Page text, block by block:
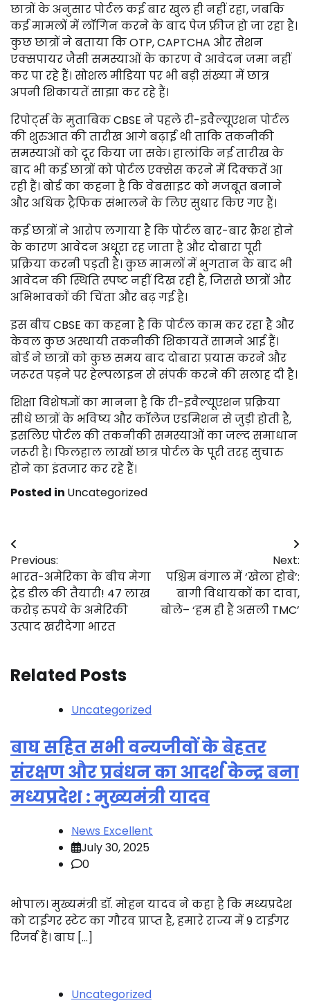
छात्रों के अनुसार पोर्टल कई बार खुल ही नहीं रहा, जबकि
कई मामलों में लॉगिन करने के बाद पेज फ्रीज हो जा रहा है।
कुछ छात्रों ने बताया कि OTP, CAPTCHA और सेशन
एक्सपायर जैसी समस्याओं के कारण वे आवेदन जमा नहीं
कर पा रहे हैं। सोशल मीडिया पर भी बड़ी संख्या में छात्र
अपनी शिकायतें साझा कर रहे हैं।
रिपोर्ट्स के मुताबिक CBSE ने पहले री-इवैल्यूएशन पोर्टल
की शुरुआत की तारीख आगे बढ़ाई थी ताकि तकनीकी
समस्याओं को दूर किया जा सके। हालांकि नई तारीख के
बाद भी कई छात्रों को पोर्टल एक्सेस करने में दिक्कतें आ
रही हैं। बोर्ड का कहना है कि वेबसाइट को मजबूत बनाने
और अधिक ट्रैफिक संभालने के लिए सुधार किए गए हैं।
कई छात्रों ने आरोप लगाया है कि पोर्टल बार-बार क्रैश होने
के कारण आवेदन अधूरा रह जाता है और दोबारा पूरी
प्रक्रिया करनी पड़ती है। कुछ मामलों में भुगतान के बाद भी
आवेदन की स्थिति स्पष्ट नहीं दिख रही है, जिससे छात्रों और
अभिभावकों की चिंता और बढ़ गई है।
इस बीच CBSE का कहना है कि पोर्टल काम कर रहा है और
केवल कुछ अस्थायी तकनीकी शिकायतें सामने आई हैं।
बोर्ड ने छात्रों को कुछ समय बाद दोबारा प्रयास करने और
जरूरत पड़ने पर हेल्पलाइन से संपर्क करने की सलाह दी है।
शिक्षा विशेषज्ञों का मानना है कि री-इवैल्यूएशन प्रक्रिया
सीधे छात्रों के भविष्य और कॉलेज एडमिशन से जुड़ी होती है,
इसलिए पोर्टल की तकनीकी समस्याओं का जल्द समाधान
जरूरी है। फिलहाल लाखों छात्र पोर्टल के पूरी तरह सुचारु
होने का इंतजार कर रहे हैं।
Posted in Uncategorized
Post
navigation
Previous:
भारत-अमेरिका के बीच मेगा
ट्रेड डील की तैयारी! 47 लाख
करोड़ रुपये के अमेरिकी
उत्पाद खरीदेगा भारत
Next:
पश्चिम बंगाल में ‘खेला होबे’:
बागी विधायकों का दावा,
बोले– ‘हम ही हैं असली TMC’
Related Posts
Uncategorized
बाघ सहित सभी वन्यजीवों के बेहतर
संरक्षण और प्रबंधन का आदर्श केन्द्र बना
मध्यप्रदेश : मुख्यमंत्री यादव
News Excellent
July 30, 2025
0
भोपाल। मुख्यमंत्री डॉ. मोहन यादव ने कहा है कि मध्यप्रदेश
को टाईगर स्टेट का गौरव प्राप्त है, हमारे राज्य में 9 टाईगर
रिजर्व हैं। बाघ […]
Uncategorized